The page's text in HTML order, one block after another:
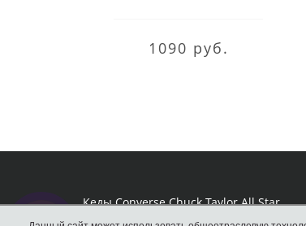
1090 руб.
Кеды Converse Chuck Taylor All Star